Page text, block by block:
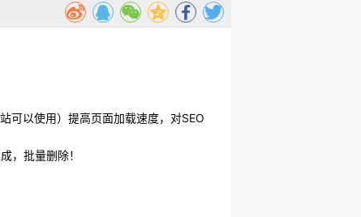
可以使用）提高页面加载速度，对SEO
，批量删除！